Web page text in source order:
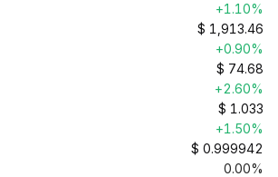
+1.10%
$ 1,913.46
+0.90%
$ 74.68
+2.60%
$ 1.033
+1.50%
$ 0.999942
0.00%